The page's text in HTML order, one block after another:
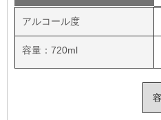
アルコール度
容量：720ml